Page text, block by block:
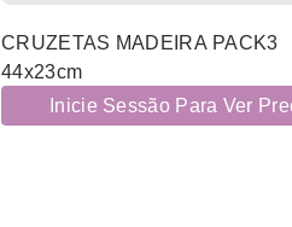
CRUZETAS MADEIRA PACK3
44x23cm
Inicie Sessão Para Ver